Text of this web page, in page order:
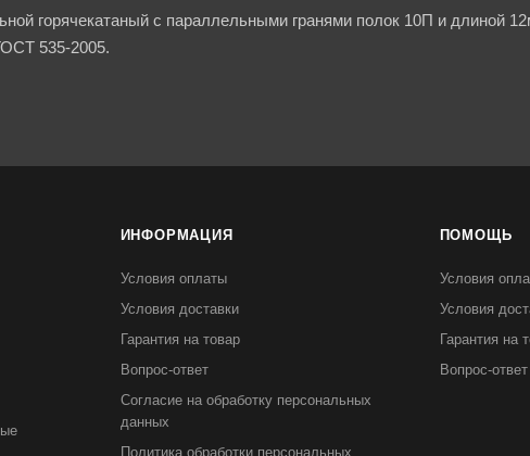
горячекатаный с параллельными гранями полок 10П и длиной
535-2005.
ИНФОРМАЦИЯ
Условия оплаты
Условия доставки
Гарантия на товар
Вопрос-ответ
Согласие на обработку персональных
данных
Политика обработки персональных
ПОМОЩЬ
Условия
Условия
Гарантия на
Вопрос-ответ